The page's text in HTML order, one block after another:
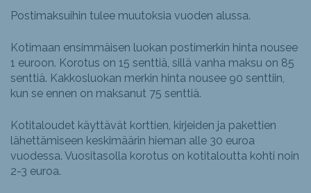
Postimaksuihin tulee muutoksia vuoden alussa.
Kotimaan ensimmäisen luokan postimerkin hinta nousee
1 euroon. Korotus on 15 senttiä, sillä vanha maksu on 85
senttiä. Kakkosluokan merkin hinta nousee 90 senttiin,
kun se ennen on maksanut 75 senttiä.
Kotitaloudet käyttävät korttien, kirjeiden ja pakettien
lähettämiseen keskimäärin hieman alle 30 euroa
vuodessa. Vuositasolla korotus on kotitaloutta kohti noin
2-3 euroa.